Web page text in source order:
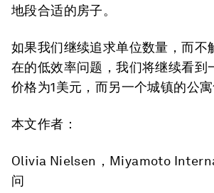
地段合适的房子。
如果我们继续追求单位数量，而不
在的低效率问题，我们将继续看到
价格为1美元，而另一个城镇的公寓
本文作者：
Olivia Nielsen，Miyamoto
问